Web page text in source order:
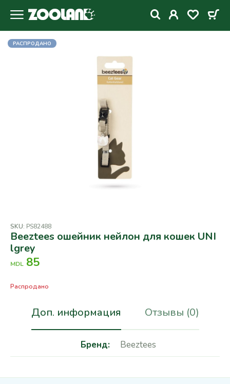
РАСПРОДАНО
SKU: PS82488
Beeztees ошейник нейлон для кошек UNI
lgrey
MDL 85
Распродано
Доп. информация Отзывы (0)
Бренд Beeztees